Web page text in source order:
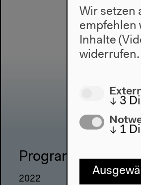
Programm
2022
Wir setzen
empfehlen
Inhalte
widerrufen.
↓ 3
↓ 1